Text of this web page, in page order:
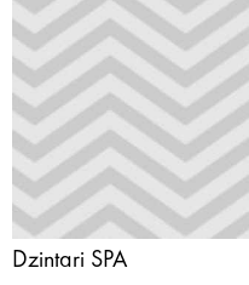
Dzintari SPA